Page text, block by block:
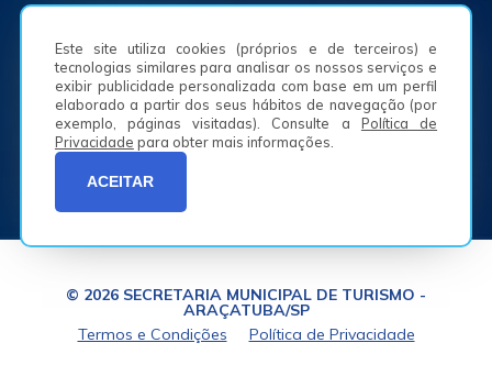
Este site utiliza cookies (próprios e de terceiros) e
tecnologias similares para analisar os nossos serviços e
exibir publicidade personalizada com base em um perfil
elaborado a partir dos seus hábitos de navegação (por
exemplo, páginas visitadas). Consulte a Política de
Privacidade para obter mais informações.
ACEITAR
turismo.pma@aracatuba.sp.gov.br
(18) 3625-8636
Av. Waldemar Alves, n.º 50, Bairro São Joaquim -
16050-225
© 2026 SECRETARIA MUNICIPAL DE TURISMO -
ARAÇATUBA/SP
Termos e Condições
Política de Privacidade